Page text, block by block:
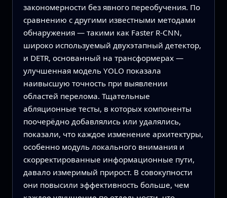
закономерности без явного переобучения. По
сравнению с другими известными методами
обнаружения — такими как Faster R-CNN,
широко используемый двухэтапный детектор,
и DETR, основанный на трансформерах —
улучшенная модель YOLO показала
наивысшую точность при выявлении
областей перелома. Тщательные
абляционные тесты, в которых компоненты
поочерёдно добавлялись или удалялись,
показали, что каждое изменение архитектуры,
особенно модуль локального внимания и
скорректированные информационные пути,
давало измеримый прирост. В совокупности
они повысили эффективность больше, чем